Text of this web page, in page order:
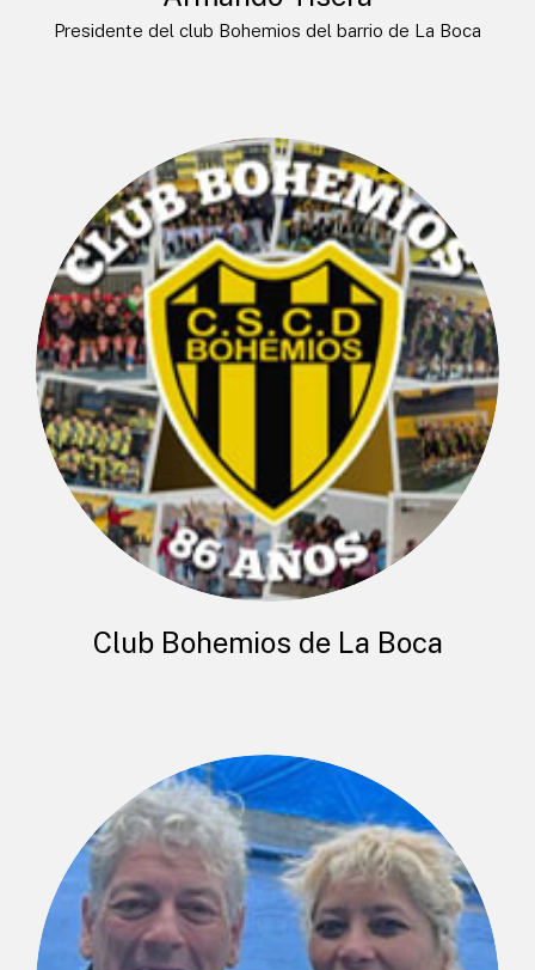
Presidente del club Bohemios del barrio de La Boca
Club Bohemios de La Boca